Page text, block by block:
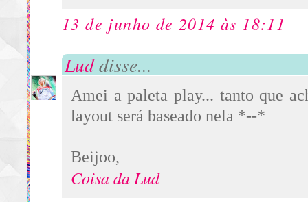
13 de junho de 2014 às 18:11
Luddisse...
Amei a paleta play... tanto que
layout será baseado nela *--*
Beijoo,
Coisa da Lud